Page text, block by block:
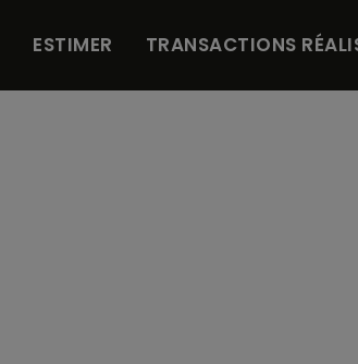
ESTIMER TRANSACTIONS